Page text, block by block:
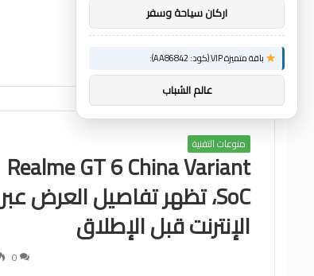
منوعات التقنية
Realme GT 6 China Variant
SoC، تظهر تفاصيل العرض عبر
الإنترنت قبل الإطلاق
0
اركان سياحة وسفر
باقة متميزة VIP (كود: AA86842):
عالم الشباب